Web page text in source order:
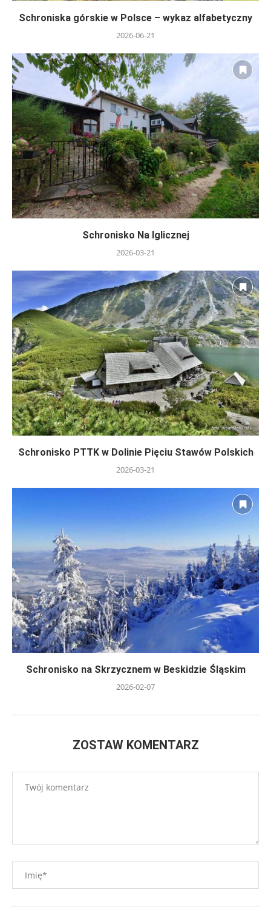
Schroniska górskie w Polsce – wykaz alfabetyczny
2026-06-21
Schronisko Na Iglicznej
2026-03-21
Schronisko PTTK w Dolinie Pięciu Stawów Polskich
2026-03-21
Schronisko na Skrzycznem w Beskidzie Śląskim
2026-02-07
ZOSTAW KOMENTARZ